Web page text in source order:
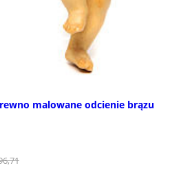
malowane odcienie brązu